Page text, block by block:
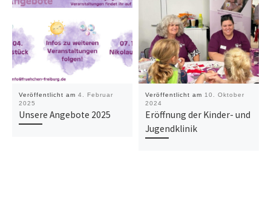
Veröffentlicht am4. Februar
2025
Unsere Angebote 2025
Veröffentlicht am 10. Oktober
2024
Eröffnung der Kinder- und
Jugendklinik